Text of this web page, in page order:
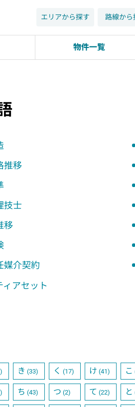
エリアから探す 路線から
物件一覧
推移
技士
移
媒介契約
ィアセット
き (33) く (17) け (41) こ
ち (43) つ (2) て (22) と